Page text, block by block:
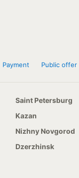
Payment Public offer
Saint Petersburg
Kazan
Nizhny Novgorod
Dzerzhinsk